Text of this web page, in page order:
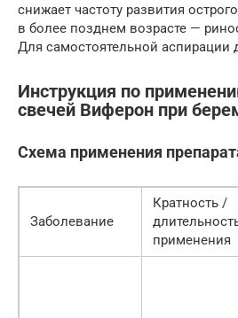
снижает частоту развития
в более позднем возрасте —
Для самостоятельной аспирации
Инструкция по
свечей Виферон при
Схема применения
Заболевание
Кратность /
применения